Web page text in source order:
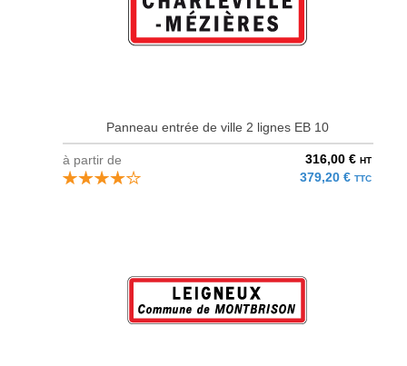
Panneau entrée de ville 2 lignes EB 10
à partir de 316,00 € HT
379,20 € TTC